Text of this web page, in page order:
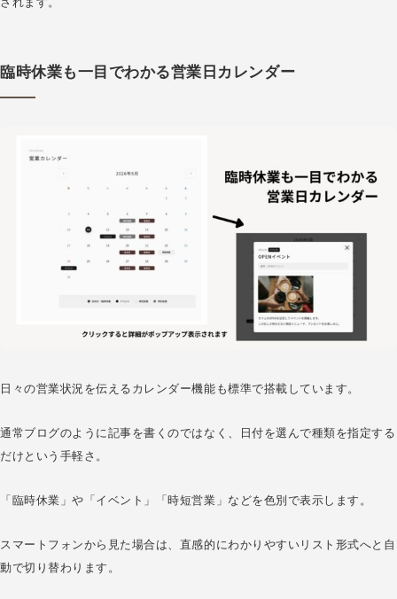
臨時休業も一目でわかる営業日カレンダー
日々の営業状況を伝えるカレンダー機能も標準で搭載しています。
通常ブログのように記事を書くのではなく、日付を選んで種類を指定する
だけという手軽さ。
「臨時休業」や「イベント」「時短営業」などを色別で表示します。
スマートフォンから見た場合は、直感的にわかりやすいリスト形式へと自
動で切り替わります。